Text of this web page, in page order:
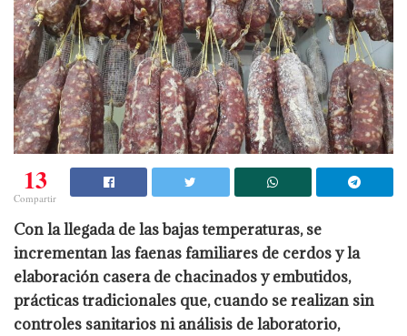
13
Compartir
Con la llegada de las bajas temperaturas, se
incrementan las faenas familiares de cerdos y la
elaboración casera de chacinados y embutidos,
prácticas tradicionales que, cuando se realizan sin
controles sanitarios ni análisis de laboratorio,